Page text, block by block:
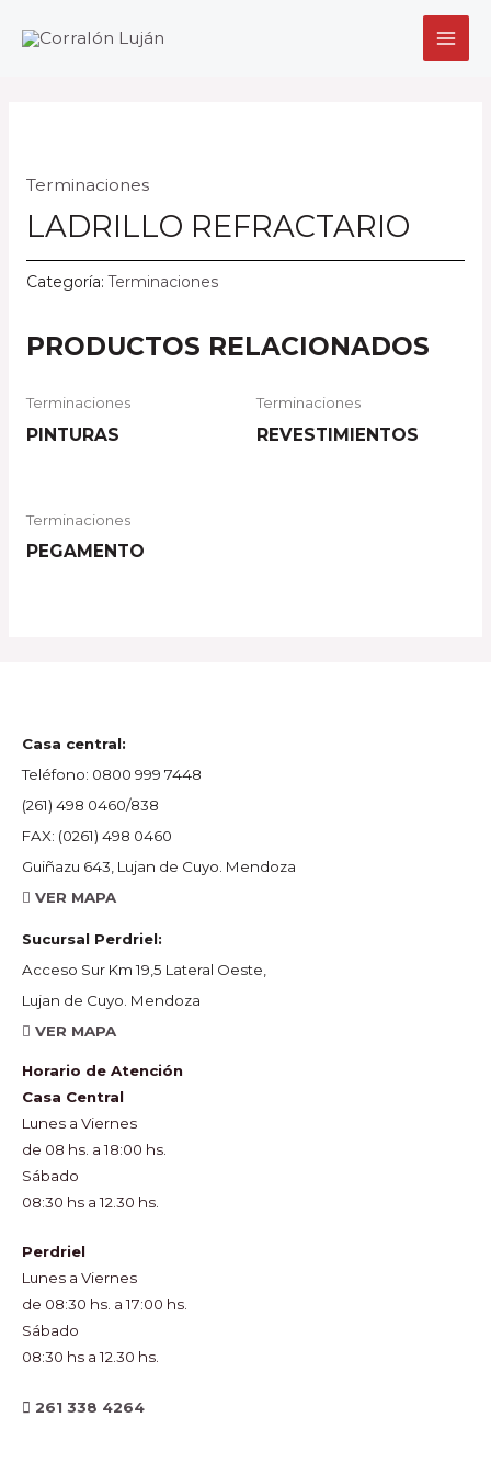
Terminaciones
LADRILLO REFRACTARIO
Categoría:Terminaciones
PRODUCTOS RELACIONADOS
Terminaciones
PINTURAS
Terminaciones
REVESTIMIENTOS
Terminaciones
PEGAMENTO
Casa central:
Teléfono: 0800 999 7448
(261) 498 0460/838
FAX: (0261) 498 0460
Guiñazu 643, Lujan de Cuyo. Mendoza
VER MAPA
Sucursal Perdriel:
Acceso Sur Km 19,5 Lateral Oeste,
Lujan de Cuyo. Mendoza
VER MAPA
Horario de Atención
Casa Central
Lunes a Viernes
de 08 hs. a 18:00 hs.
Sábado
08:30 hs a 12.30 hs.
Perdriel
Lunes a Viernes
de 08:30 hs. a 17:00 hs.
Sábado
08:30 hs a 12.30 hs.
261 338 4264